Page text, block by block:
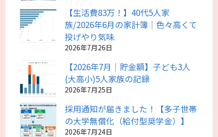
【生活費83万！】40代5人家
族/2026年6月の家計簿｜色々高くて
投げやり気味
2026年7月26日
【2026年7月｜貯金額】子ども3人
(大高小)5人家族の記録
2026年7月25日
採用通知が届きました！【多子世帯
の大学無償化（給付型奨学金）】
2026年7月24日